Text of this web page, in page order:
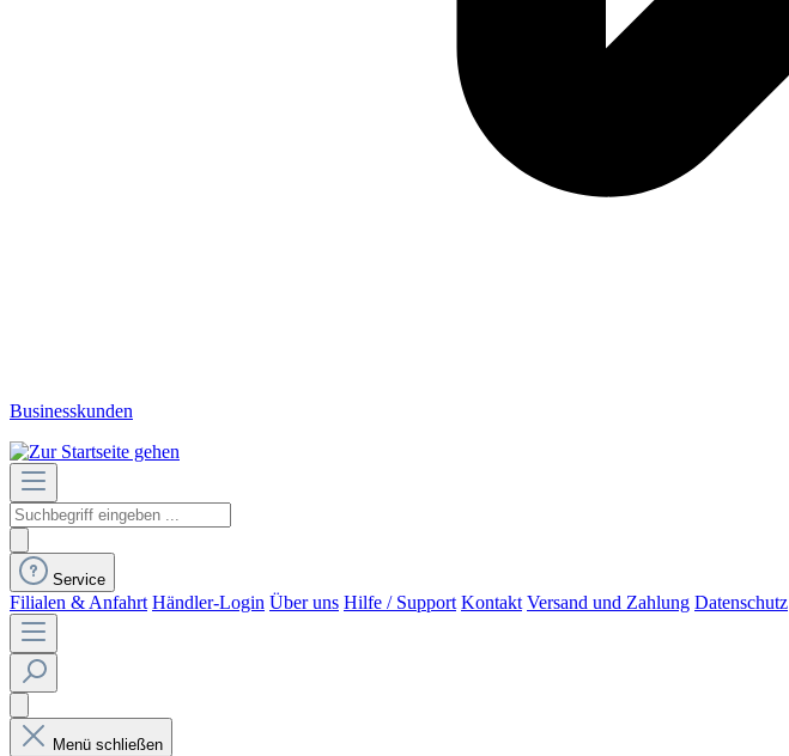
Businesskunden
Service
Filialen & Anfahrt Händler-Login Über uns Hilfe / Support Kontakt Versand und Zahlung Datenschutz
Menü schließen